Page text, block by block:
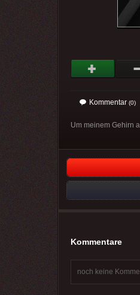
Kommentar (0)
Um meinem Gehirn
Kommentare
noch keine